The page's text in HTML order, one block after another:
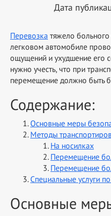
Дата
Перевозка тяжело
легковом автомобиле
ощущений и ухудшение его
нужно учесть, что при
перемещение должно быть
Содержание:
Основные меры
Методы
На носилках
Перемещение
Перемещение
Специальные услуги
Основные